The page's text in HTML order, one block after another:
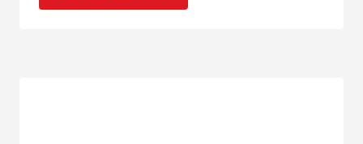
características.